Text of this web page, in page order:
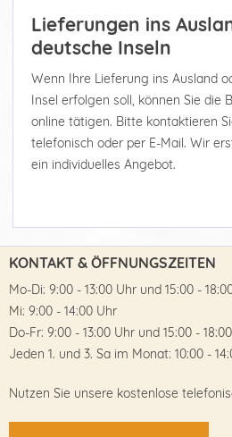
Lieferungen ins
deutsche Inseln
Wenn Ihre Lieferung ins Ausland
Insel erfolgen soll, können Sie die
online tätigen. Bitte kontaktieren
telefonisch oder per E-Mail. Wir
ein individuelles Angebot.
KONTAKT & ÖFFNUNGSZEITEN
Mo-Di: 9:00 - 13:00 Uhr und 15:00 -
Mi: 9:00 - 14:00 Uhr
Do-Fr: 9:00 - 13:00 Uhr und 15:00 -
Jeden 1. und 3. Sa im Monat: 10:00 -
Nutzen Sie unsere kostenlose